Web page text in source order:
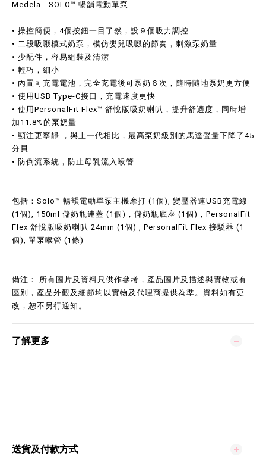
Medela - SOLO™ 暢韻電動單泵
• 操控簡便，4個按鈕一目了然，設９個吸力調控
• 二段吸啜模式奶泵，模仿嬰兒吸啜的節奏，刺激泵奶量
• 少配件，容易組裝及清潔
• 輕巧，細小
• 內置可充電電池，完全充電後可泵奶６次，隨時隨地泵奶更方便
• 使用USB Type-C接口，充電速度更快
• 使用PersonalFit Flex™ 舒悅版吸奶喇叭，提升舒適度，同時增
加11.8%的泵奶量
• 顯注更寧靜 ，與上一代相比，最高泵奶級別的馬達聲量下降了45
分貝
• 防倒流系統，防止母乳流入喉管
包括：Solo™ 暢韻電動單泵主機摩打 (1個), 變壓器連USB充電線
(1個), 150ml 儲奶瓶連蓋 (1個)，儲奶瓶底座 (1個)，PersonalFit
Flex 舒悅版吸奶喇叭 24mm (1個) , PersonalFit Flex 接駁器 (1
個), 單泵喉管 (1條)
備注： 所有圖片及資料只供作參考，產品圖片及描述與實物或有
區別，產品外觀及細節均以實物及代理商提供為準。資料如有更
改，恕不另行通知。
了解更多
送貨及付款方式